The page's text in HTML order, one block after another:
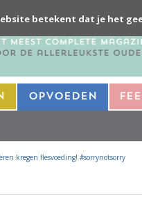
betekent dat je het
Opvoeden
kregen flesvoeding! #sorrynotsorry